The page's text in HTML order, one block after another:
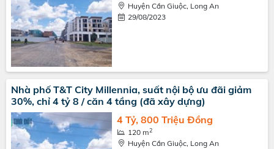
Huyện Cần Giuộc, Long An
29/08/2023
Nhà phố T&T City Millennia, suất nội bộ ưu đãi giảm
30%, chỉ 4 tỷ 8 / căn 4 tầng (đã xây dựng)
4 Tỷ, 800 Triệu Đồng
120 m2
Huyện Cần Giuộc, Long An